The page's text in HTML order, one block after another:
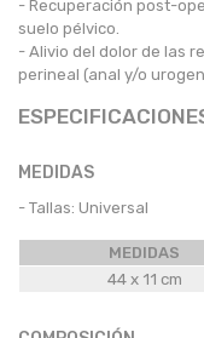
- Recuperación post-
suelo pélvico.
- Alivio del dolor de las
perineal (anal y/o
MEDIDAS
- Tallas: Universal
MEDIDAS
44 x 11 cm